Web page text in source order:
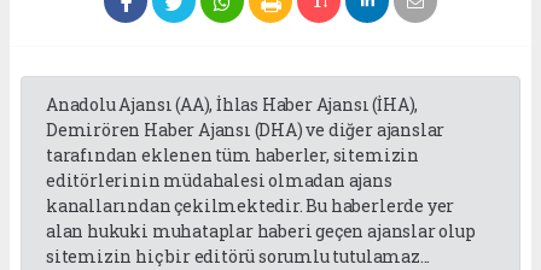
Anadolu Ajansı (AA), İhlas Haber Ajansı (İHA),
Demirören Haber Ajansı (DHA) ve diğer ajanslar
tarafından eklenen tüm haberler, sitemizin
editörlerinin müdahalesi olmadan ajans
kanallarından çekilmektedir. Bu haberlerde yer
alan hukuki muhataplar haberi geçen ajanslar olup
sitemizin hiç bir editörü sorumlu tutulamaz...